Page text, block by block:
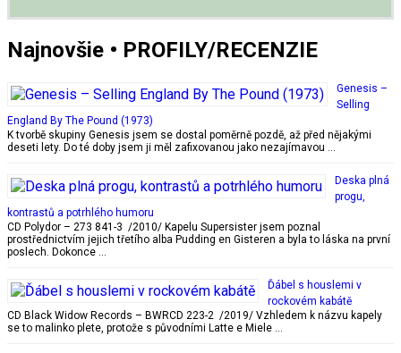
Najnovšie • PROFILY/RECENZIE
Genesis –
Selling
England By The Pound (1973)
K tvorbě skupiny Genesis jsem se dostal poměrně pozdě, až před nějakými
deseti lety. Do té doby jsem ji měl zafixovanou jako nezajímavou …
Deska plná
progu,
kontrastů a potrhlého humoru
CD Polydor – 273 841-3 /2010/ Kapelu Supersister jsem poznal
prostřednictvím jejich třetího alba Pudding en Gisteren a byla to láska na první
poslech. Dokonce …
Ďábel s houslemi v
rockovém kabátě
CD Black Widow Records – BWRCD 223-2 /2019/ Vzhledem k názvu kapely
se to malinko plete, protože s původními Latte e Miele …